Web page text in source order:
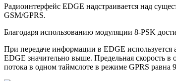
Радиоинтерфейс EDGE надстраивается над
GSM/GPRS.
Благодаря использованию модуляции 8-PSK
При передаче информации в EDGE используется
EDGE значительно выше. Предельная скорость
потока в одном таймслоте в режиме GPRS равна